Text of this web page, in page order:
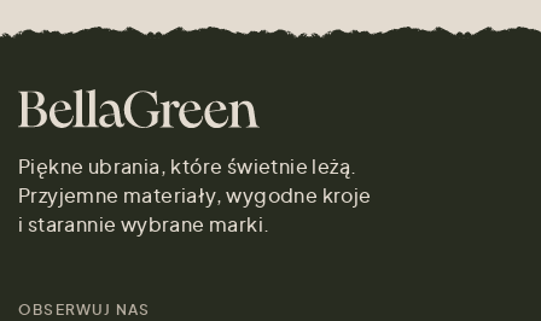
Piękne ubrania, które świetnie leżą.
Przyjemne materiały, wygodne kroje
i starannie wybrane marki.
OBSERWUJ NAS